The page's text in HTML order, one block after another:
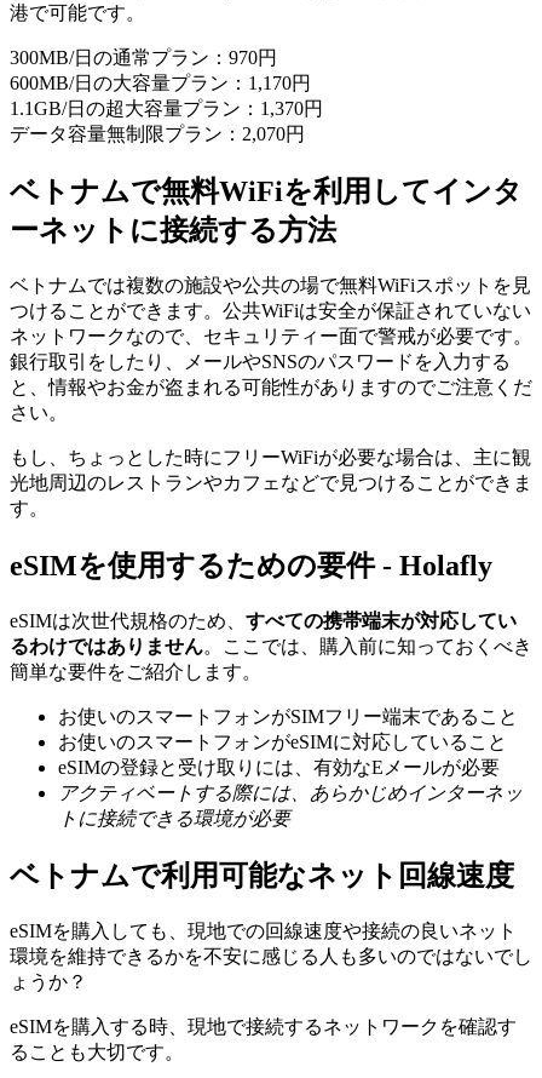
港で可能です。
300MB/日の通常プラン：970円
600MB/日の大容量プラン：1,170円
1.1GB/日の超大容量プラン：1,370円
データ容量無制限プラン：2,070円
ベトナムで無料WiFiを利用してインタ
ーネットに接続する方法
ベトナムでは複数の施設や公共の場で無料WiFiスポットを見
つけることができます。公共WiFiは安全が保証されていない
ネットワークなので、セキュリティー面で警戒が必要です。
銀行取引をしたり、メールやSNSのパスワードを入力する
と、情報やお金が盗まれる可能性がありますのでご注意くだ
さい。
もし、ちょっとした時にフリーWiFiが必要な場合は、主に観
光地周辺のレストランやカフェなどで見つけることができま
す。
eSIMを使用するための要件 ‐ Holafly
eSIMは次世代規格のため、 すべての携帯端末が対応してい
るわけではありません。ここでは、購入前に知っておくべき
簡単な要件をご紹介します。
お使いのスマートフォンがSIMフリー端末であること
お使いのスマートフォンがeSIMに対応していること
eSIMの登録と受け取りには、有効なEメールが必要
アクティベートする際には、あらかじめインターネッ
トに接続できる環境が必要
ベトナムで利用可能なネット回線速度
eSIMを購入しても、現地での回線速度や接続の良いネット
環境を維持できるかを不安に感じる人も多いのではないでし
ょうか？
eSIMを購入する時、現地で接続するネットワークを確認す
ることも大切です。